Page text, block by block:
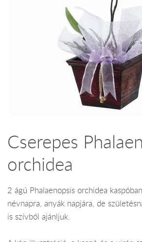
Cserepes
orchidea
2 ágú Phalaenopsis orchidea
névnapra, anyák napjára, de
is szívből ajánljuk.